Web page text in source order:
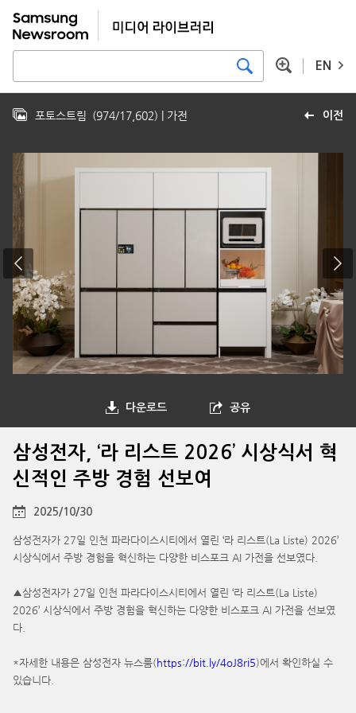
EN
이전
포토스트림 (974/17,602) | 가전
다운로드 공유
삼성전자, ‘라 리스트 2026’ 시상식서 혁
신적인 주방 경험 선보여
2025/10/30
삼성전자가 27일 인천 파라다이스시티에서 열린 ‘라 리스트(La Liste) 2026’
시상식에서 주방 경험을 혁신하는 다양한 비스포크 AI 가전을 선보였다.
▲삼성전자가 27일 인천 파라다이스시티에서 열린 ‘라 리스트(La Liste)
2026’ 시상식에서 주방 경험을 혁신하는 다양한 비스포크 AI 가전을 선보였
다.
*자세한 내용은 삼성전자 뉴스룸(https://bit.ly/4oJ8ri5)에서 확인하실 수
있습니다.